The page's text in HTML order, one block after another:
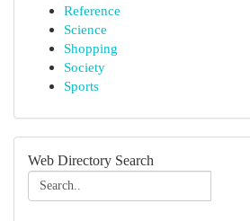
Reference
Science
Shopping
Society
Sports
Web Directory Search